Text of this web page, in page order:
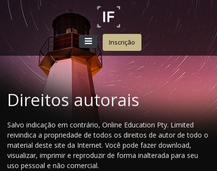
Inscrição
Direitos autorais
Salvo indicação em contrário, Online Education Pty. Limited
reivindica a propriedade de todos os direitos de autor de todo o
material deste site da Internet. Você pode fazer download,
visualizar, imprimir e reproduzir de forma inalterada para seu
uso pessoal e não comercial.